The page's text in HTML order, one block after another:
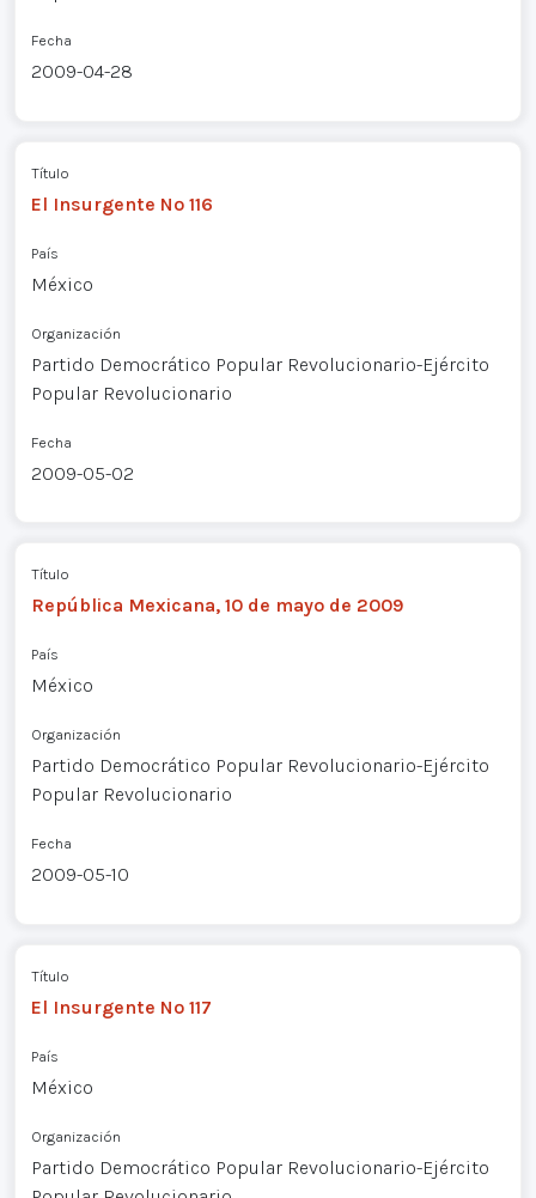
Fecha
2009-04-28
Título
El Insurgente Nº 116
País
México
Organización
Partido Democrático Popular Revolucionario-Ejército
Popular Revolucionario
Fecha
2009-05-02
Título
República Mexicana, 10 de mayo de 2009
País
México
Organización
Partido Democrático Popular Revolucionario-Ejército
Popular Revolucionario
Fecha
2009-05-10
Título
El Insurgente Nº 117
País
México
Organización
Partido Democrático Popular Revolucionario-Ejército